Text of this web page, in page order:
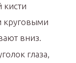
кисти
круговыми
вниз.
глаза,